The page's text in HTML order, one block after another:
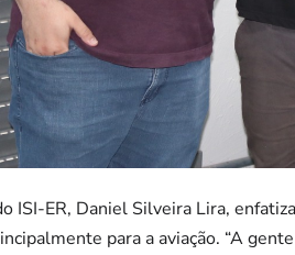
ISI-ER, Daniel Silveira Lira,
para a aviação. “A